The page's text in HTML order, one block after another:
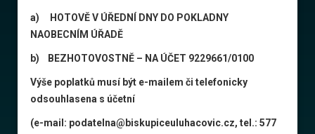
a) HOTOVĚ V ÚŘEDNÍ DNY DO POKLADNY
NAOBECNÍM ÚŘADĚ
b) BEZHOTOVOSTNĚ – NA ÚČET 9229661/0100
Výše poplatků musí být e-mailem či telefonicky
odsouhlasena s účetní
(e-mail: podatelna@biskupiceuluhacovic.cz, tel.: 577